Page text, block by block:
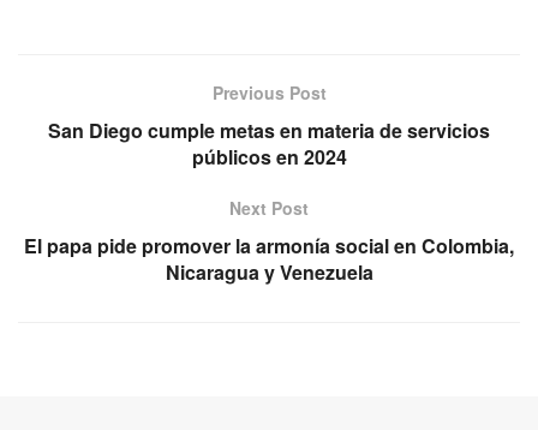
Previous Post
San Diego cumple metas en materia de servicios
públicos en 2024
Next Post
El papa pide promover la armonía social en Colombia,
Nicaragua y Venezuela